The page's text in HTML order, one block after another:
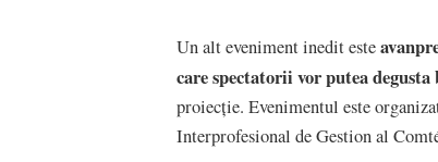
Un alt eveniment inedit este
care spectatorii vor putea
proiecție. Evenimentul este
Interprofesional de Gestion al